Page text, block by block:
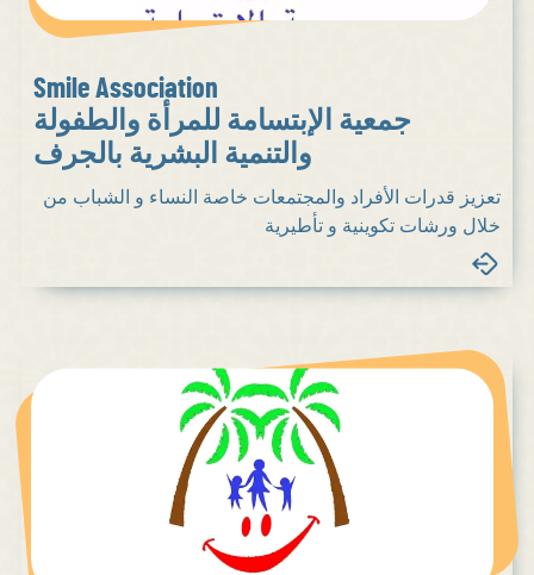
Smile Association
جمعية الإبتسامة للمرأة والطفولة
والتنمية البشرية بالجرف
تعزيز قدرات الأفراد والمجتمعات خاصة النساء و الشباب من
خلال ورشات تكوينية و تأطيرية